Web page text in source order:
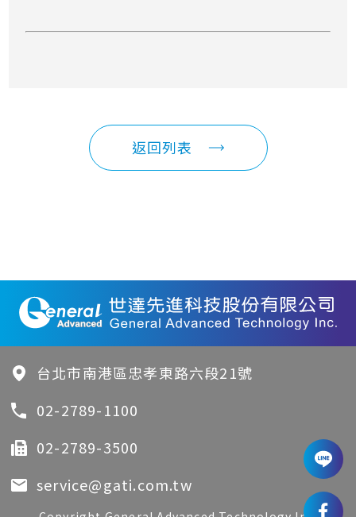
返回列表
台北市南港區忠孝東路六段21號
02-2789-1100
02-2789-3500
service@gati.com.tw